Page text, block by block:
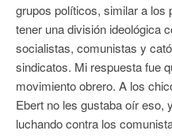
grupos políticos, similar a
tener una división ideológica
socialistas, comunistas y
sindicatos. Mi respuesta fue
movimiento obrero. A los
Ebert no les gustaba oír eso,
luchando contra los